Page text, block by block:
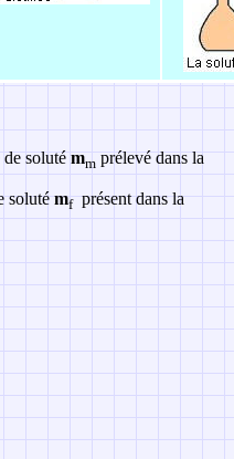
soluté mm prélevé dans la
soluté mfprésent dans la